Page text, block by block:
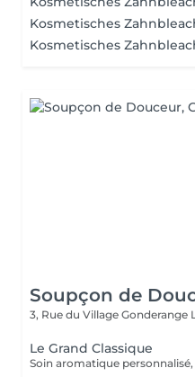
Kosmetisches
Kosmetisches
Soupçon de
3, Rue du Village Gonderange
Le Grand Classique